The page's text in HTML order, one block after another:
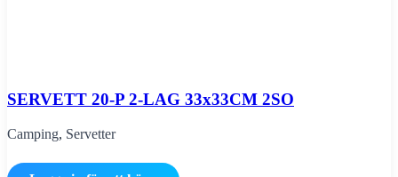
SERVETT 20-P 2-LAG 33x33CM 2SO
Camping, Servetter